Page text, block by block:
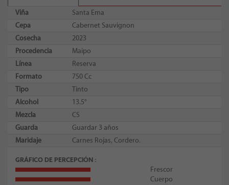
Viña
Santa Ema
Cepa
Cabernet Sauvignon
Cosecha
2023
Procedencia
Maipo
Línea
Reserva
Formato
750 Cc
Tipo
Tinto
Alcohol
13.5°
Mezcla
CS
Guarda
Guardar 3 años
Maridaje
Carnes Rojas, Cordero.
GRÁFICO DE PERCEPCIÓN
Frescor
Cuerpo